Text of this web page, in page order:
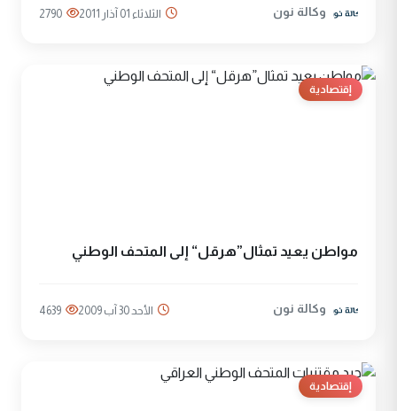
وكالة نون الثلاثاء 01 آذار 2011 2790
إقتصادية
مواطن يعيد تمثال”هرقل“ إلى المتحف الوطني
وكالة نون الأحد 30 آب 2009 4639
إقتصادية